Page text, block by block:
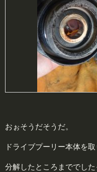
おぉそうだそうだ。
ドライブプーリー本体を
分解したところまででした